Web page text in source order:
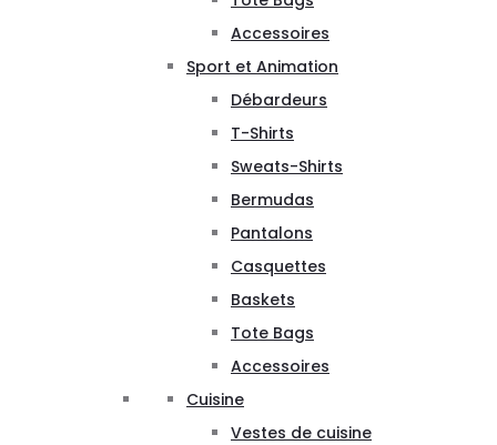
Accessoires
Sport et Animation
Débardeurs
T-Shirts
Sweats-Shirts
Bermudas
Pantalons
Casquettes
Baskets
Tote Bags
Accessoires
Cuisine
Vestes de cuisine